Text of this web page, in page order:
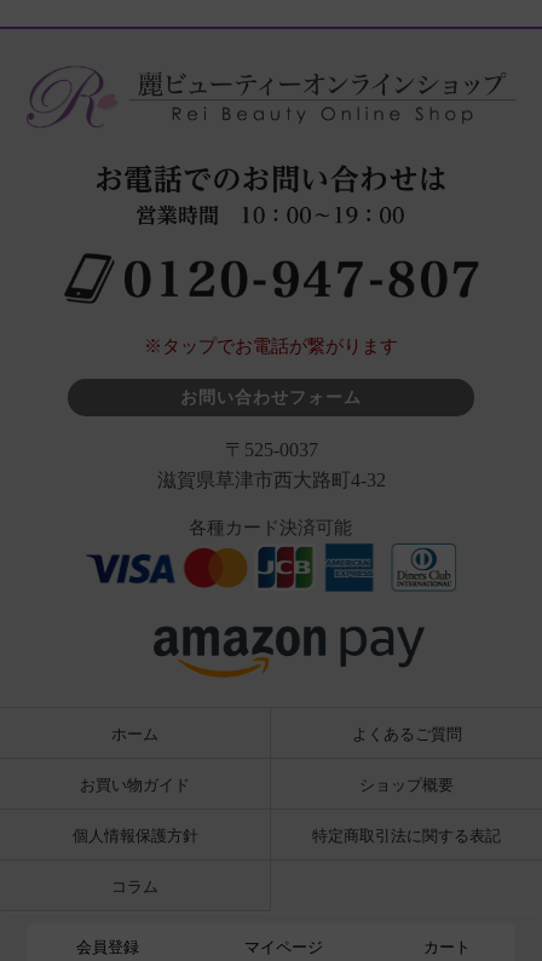
※タップでお電話が繋がります
お問い合わせフォーム
〒525-0037
滋賀県草津市西大路町4-32
各種カード決済可能
ホーム よくあるご質問
お買い物ガイド ショップ概要
個人情報保護方針 特定商取引法に関する表記
コラム
会員登録 マイページ カート